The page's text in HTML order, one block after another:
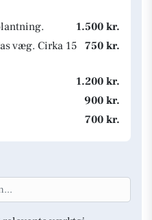
1.500 kr.
væg. Cirka 15 750 kr.
1.200 kr.
900 kr.
700 kr.